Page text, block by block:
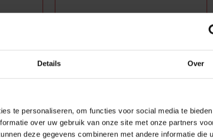
Details Over
te personaliseren, om functies voor social media te
over uw gebruik van onze site met onze partners
deze gegevens combineren met andere informatie die
Aantal